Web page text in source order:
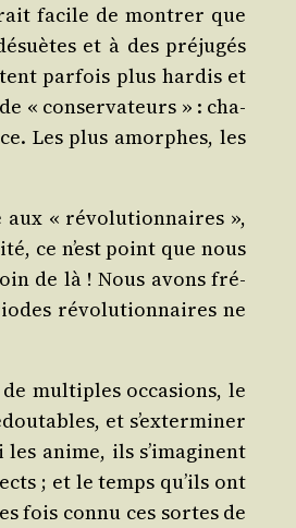
facile de mon­trer que
et à des pré­ju­gés
par­fois plus har­dis et
« conser­va­teurs » : cha­
Les plus amorphes, les
aux « révo­lu­tion­naires »,
ce n’est point que nous
de là ! Nous avons fré­
révo­lu­tion­naires ne
mul­tiples occa­sions, le
et s’exterminer
anime, ils s’imaginent
; et le temps qu’ils ont
fois connu ces sortes de